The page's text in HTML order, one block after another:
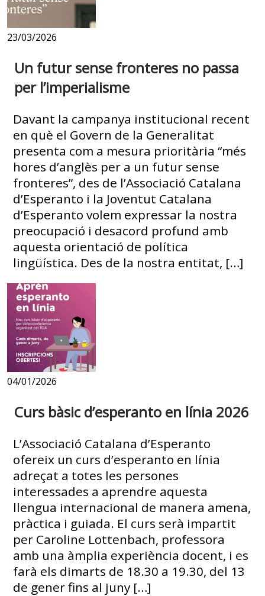
23/03/2026
Un futur sense fronteres no passa
per l’imperialisme
Davant la campanya institucional recent
en què el Govern de la Generalitat
presenta com a mesura prioritària “més
hores d’anglès per a un futur sense
fronteres”, des de l’Associació Catalana
d’Esperanto i la Joventut Catalana
d’Esperanto volem expressar la nostra
preocupació i desacord profund amb
aquesta orientació de política
lingüística. Des de la nostra entitat, […]
04/01/2026
Curs bàsic d’esperanto en línia 2026
L’Associació Catalana d’Esperanto
ofereix un curs d’esperanto en línia
adreçat a totes les persones
interessades a aprendre aquesta
llengua internacional de manera amena,
pràctica i guiada. El curs serà impartit
per Caroline Lottenbach, professora
amb una àmplia experiència docent, i es
farà els dimarts de 18.30 a 19.30, del 13
de gener fins al juny […]